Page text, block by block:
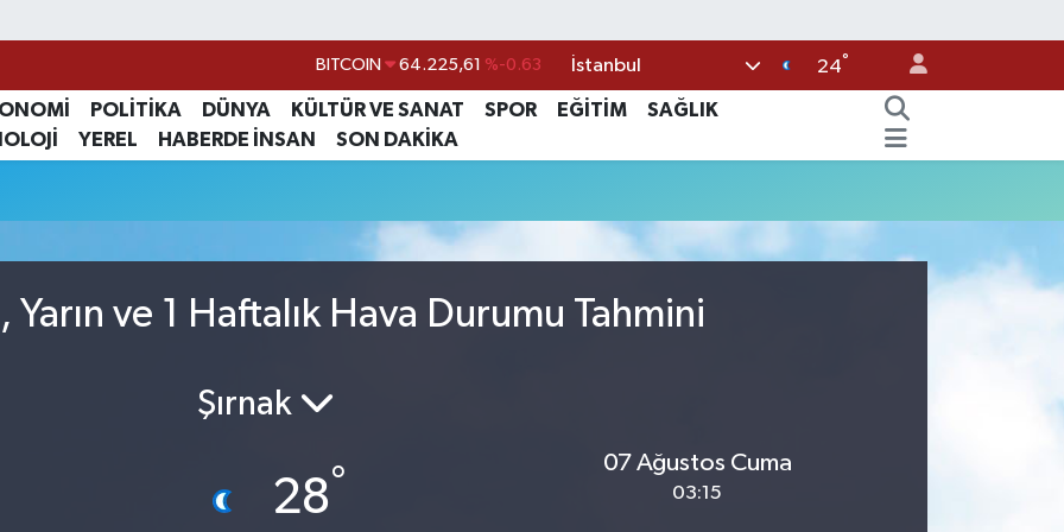
BITCOIN 64.225,61 %-0.63
DOLAR 47,6704 %0
EURO 55,0406
6510.40
İstanbul 24°
POLİTİKA DÜNYA KÜLTÜR VE SANAT SPOR EĞİTİM
SAĞLIK
YEREL HABERDE İNSAN SON DAKİKA
Yarın ve 1 Haftalık Hava Durumu Tahmini
Şırnak
28°
07 Ağustos Cuma
03:15